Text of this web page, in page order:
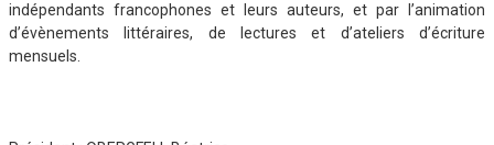
indépendants francophones et leurs auteurs, et par l’animation
d’évènements littéraires, de lectures et d’ateliers d’écriture
mensuels.